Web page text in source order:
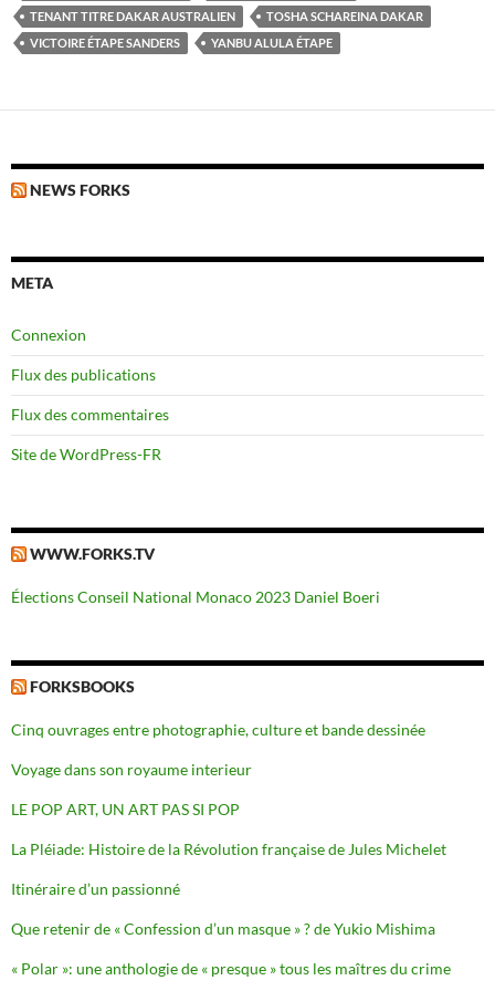
TENANT TITRE DAKAR AUSTRALIEN
TOSHA SCHAREINA DAKAR
VICTOIRE ÉTAPE SANDERS
YANBU ALULA ÉTAPE
NEWS FORKS
META
Connexion
Flux des publications
Flux des commentaires
Site de WordPress-FR
WWW.FORKS.TV
Élections Conseil National Monaco 2023 Daniel Boeri
FORKSBOOKS
Cinq ouvrages entre photographie, culture et bande dessinée
Voyage dans son royaume interieur
LE POP ART, UN ART PAS SI POP
La Pléiade: Histoire de la Révolution française de Jules Michelet
Itinéraire d’un passionné
Que retenir de « Confession d’un masque » ? de Yukio Mishima
« Polar »: une anthologie de « presque » tous les maîtres du crime